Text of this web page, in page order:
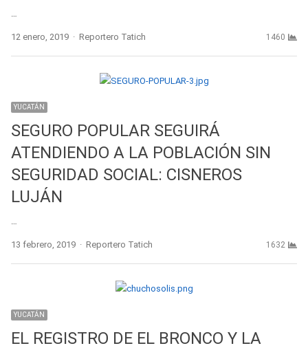
…
12 enero, 2019 Author
Reportero Tatich 1460
YUCATÁN
SEGURO POPULAR SEGUIRÁ
ATENDIENDO A LA POBLACIÓN SIN
SEGURIDAD SOCIAL: CISNEROS
LUJÁN
…
13 febrero, 2019 Author
Reportero Tatich 1632
YUCATÁN
EL REGISTRO DE EL BRONCO Y LA